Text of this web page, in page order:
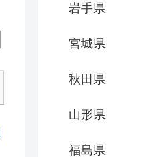
岩手県
宮城県
秋田県
山形県
福島県